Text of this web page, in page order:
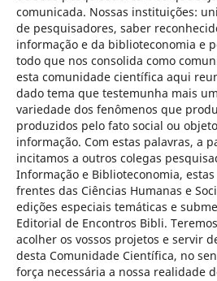
comunicada. Nossas instituições:
de pesquisadores, saber
informação e da biblioteconomia e
todo que nos consolida como
esta comunidade científica aqui
dado tema que testemunha mais
variedade dos fenômenos que
produzidos pelo fato social ou
informação. Com estas palavras, a
incitamos a outros colegas
Informação e Biblioteconomia,
frentes das Ciências Humanas e
edições especiais temáticas e
Editorial de Encontros Bibli.
acolher os vossos projetos e servir
desta Comunidade Científica, no
força necessária a nossa realidade